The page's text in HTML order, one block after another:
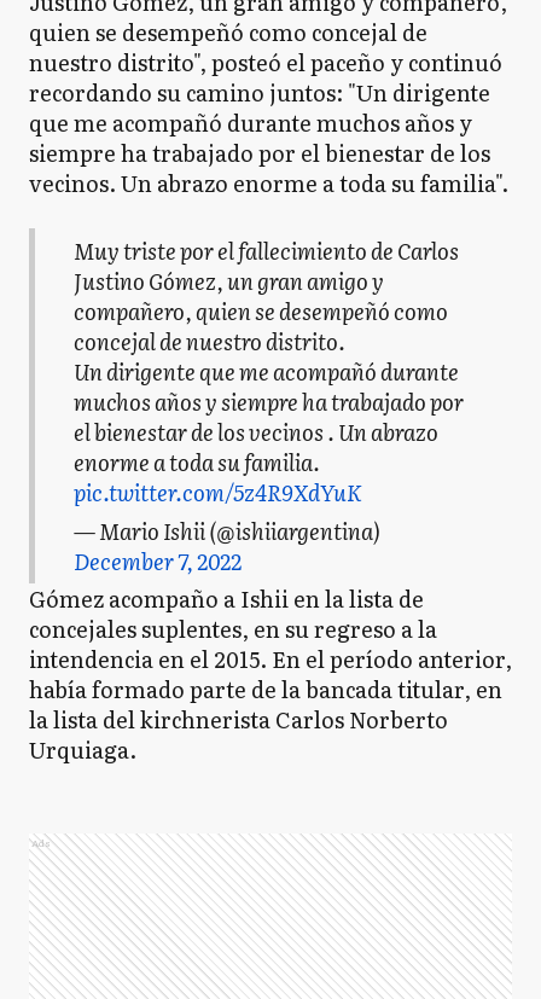
quien se desempeñó como concejal de
nuestro distrito", posteó el paceño y continuó
recordando su camino juntos: "Un dirigente
que me acompañó durante muchos años y
siempre ha trabajado por el bienestar de los
vecinos. Un abrazo enorme a toda su familia".
Muy triste por el fallecimiento de Carlos
Justino Gómez, un gran amigo y
compañero, quien se desempeñó como
concejal de nuestro distrito.
Un dirigente que me acompañó durante
muchos años y siempre ha trabajado por
el bienestar de los vecinos . Un abrazo
enorme a toda su familia.
pic.twitter.com/5z4R9XdYuK
— Mario Ishii (@ishiiargentina)
December 7, 2022
Gómez acompaño a Ishii en la lista de
concejales suplentes, en su regreso a la
intendencia en el 2015. En el período anterior,
había formado parte de la bancada titular, en
la lista del kirchnerista Carlos Norberto
Urquiaga.
Ads